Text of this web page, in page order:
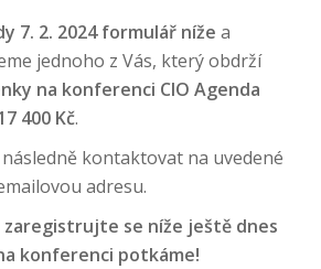
7. 2. 2024 formulář níže a
jednoho z Vás, který obdrží
na konferenci CIO Agenda
400 Kč.
kontaktovat na uvedené
adresu.
se níže ještě dnes
konferenci potkáme!